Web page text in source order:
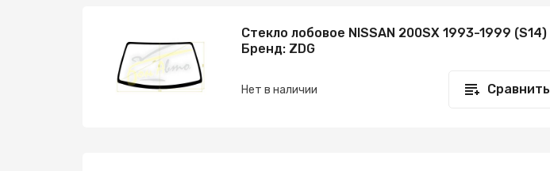
Стекло лобовое NISSAN 200SX 1993-1999 (S14)
Бренд: ZDG
Нет в наличии Сравнить